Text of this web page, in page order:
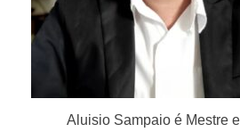
Aluisio Sampaio é Mestre